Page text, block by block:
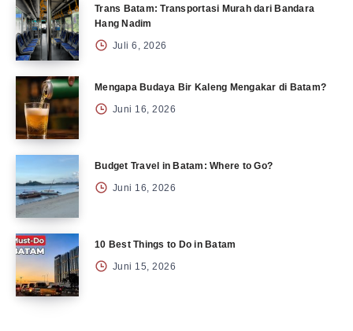
Trans Batam: Transportasi Murah dari Bandara
Hang Nadim
Juli 6, 2026
Mengapa Budaya Bir Kaleng Mengakar di Batam?
Juni 16, 2026
Budget Travel in Batam: Where to Go?
Juni 16, 2026
10 Best Things to Do in Batam
Juni 15, 2026